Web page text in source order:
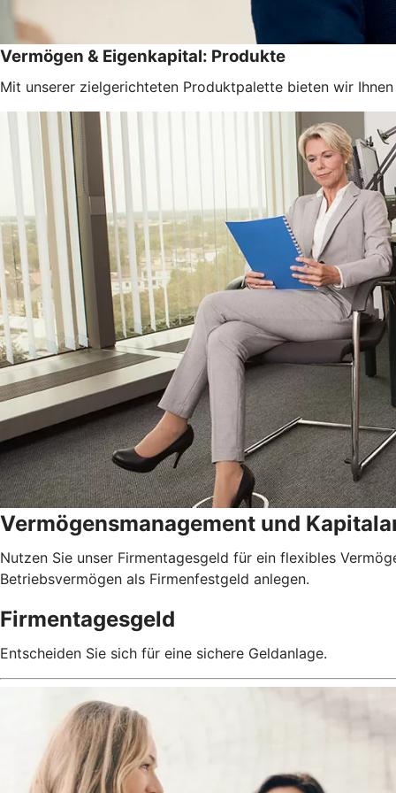
Vermögen & Eigenkapital: Produkte
Mit unserer zielgerichteten Produktpalette bieten wir
Vermögensmanagement und
Nutzen Sie unser Firmentagesgeld für ein flexibles
Betriebsvermögen als Firmenfestgeld anlegen.
Firmentagesgeld
Entscheiden Sie sich für eine sichere Geldanlage.